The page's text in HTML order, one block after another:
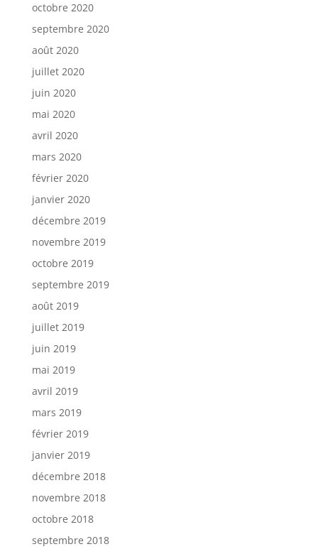
octobre 2020
septembre 2020
août 2020
juillet 2020
juin 2020
mai 2020
avril 2020
mars 2020
février 2020
janvier 2020
décembre 2019
novembre 2019
octobre 2019
septembre 2019
août 2019
juillet 2019
juin 2019
mai 2019
avril 2019
mars 2019
février 2019
janvier 2019
décembre 2018
novembre 2018
octobre 2018
septembre 2018